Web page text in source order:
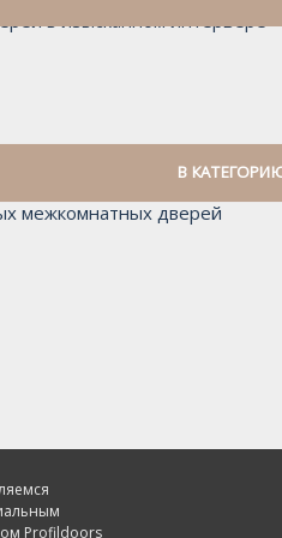
в изысканном интерьере
В
межкомнатных дверей
Profildoors